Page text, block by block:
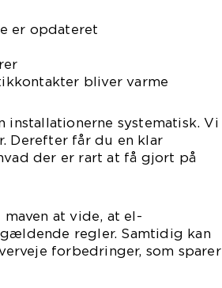
er opdateret
bliver varme
systematisk. Vi
Derefter får du en klar
der er rart at få gjort på
at vide, at el-
regler. Samtidig kan
forbedringer, som sparer